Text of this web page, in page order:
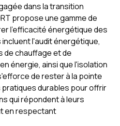
dans la transition
propose une gamme de
l'efficacité énergétique des
l'audit énergétique,
de chauffage et de
énergie, ainsi que l'isolation
de rester à la pointe
durables pour offrir
qui répondent à leurs
en respectant